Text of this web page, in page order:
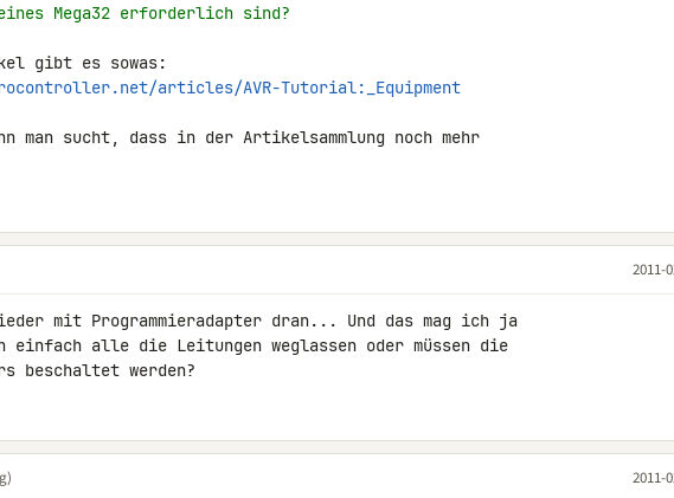
Mega32 erforderlich sind?
articles/AVR-Tutorial:_Equipment
man sucht, dass in der Artikelsammlung noch mehr
2011-
mit Programmieradapter dran... Und das mag ich ja
einfach alle die Leitungen weglassen oder müssen die
beschaltet werden?
2011-